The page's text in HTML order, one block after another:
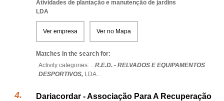
Atividades de plantação e manutenção de jardins
LDA
Ver empresa Ver no Mapa
Matches in the search for:
Activity categories: ...R.E.D. - RELVADOS E EQUIPAMENTOS
DESPORTIVOS, LDA...
Dariacordar - Associação Para A Recuperação